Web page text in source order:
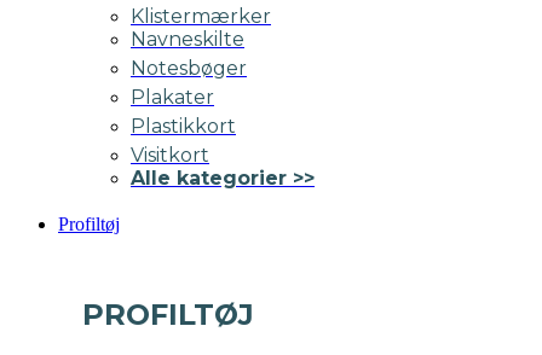
Klistermærker
Navneskilte
Notesbøger
Plakater
Plastikkort
Visitkort
Alle kategorier >>
Profiltøj
PROFILTØJ